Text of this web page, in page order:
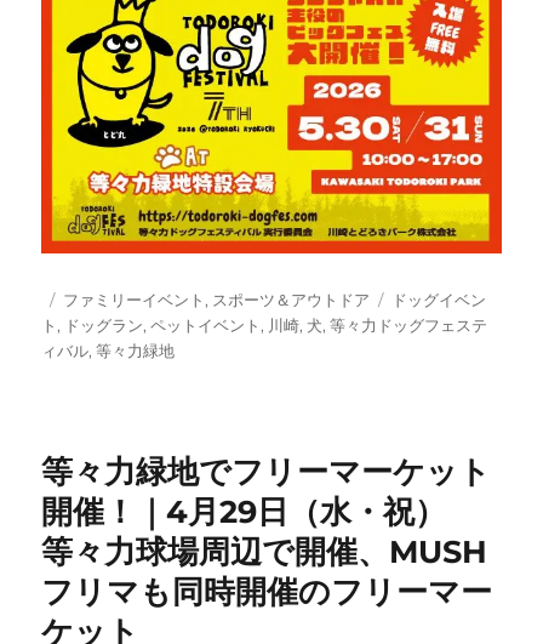
投
稿
日:
カ
テ
ゴ
ファミリーイベント, スポーツ＆アウトドア
タ
グ
ドッグイベン
ト, ドッグラン,ペットイベント, 川崎, 犬,等々力ドッグフェステ
ィバル,等々力緑地
等々力緑地でフリーマーケット
開催！｜4月29日（水・祝）
等々力球場周辺で開催、MUSH
フリマも同時開催のフリーマー
ケット